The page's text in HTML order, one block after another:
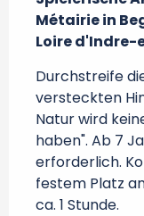
Métairie in
Loire d'Indre-
Durchstreife
versteckten
Natur wird
haben". Ab 7
erforderlich.
festem Platz
ca. 1 Stunde.